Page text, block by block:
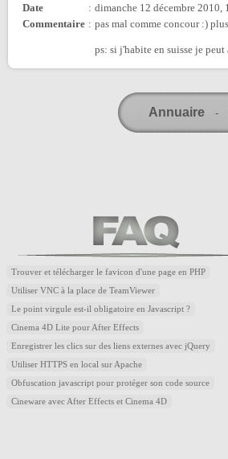
Date
: dimanche 12 décembre 2010,
Commentaire : pas mal comme concour :)
ps: si j'habite en suisse je
Annuaire -
Trouver et télécharger le favicon d'une page en PHP
Utiliser VNC à la place de TeamViewer
Le point virgule est-il obligatoire en Javascript ?
Cinema 4D Lite pour After Effects
Enregistrer les clics sur des liens externes avec jQuery
Utiliser HTTPS en local sur Apache
Obfuscation javascript pour protéger son code source
Cineware avec After Effects et Cinema 4D